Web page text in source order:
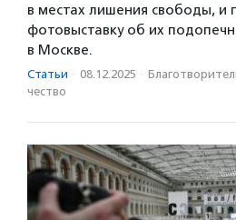
в местах лишения свободы, и
фотовыставку об их
в Москве.
Статьи · 08.12.2025 ·
чест­во